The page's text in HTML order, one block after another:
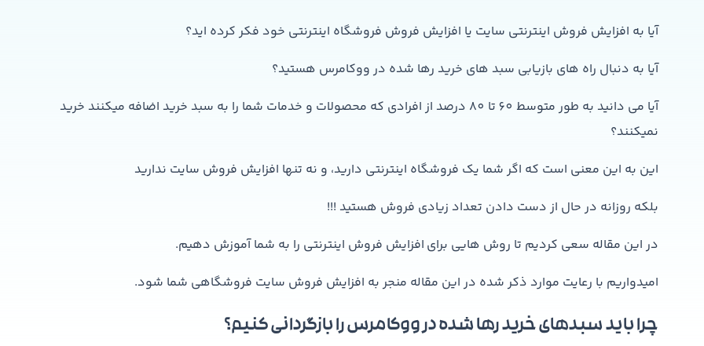
آیا به افزایش فروش اینترنتی سایت یا افزایش فروش فروشگاه اینترنتی خود فکر کرده اید؟
آیا به دنبال راه های بازیابی سبد های خرید رها شده در ووکامرس هستید؟
آیا می دانید به طور متوسط 60 تا 80 درصد از افرادی که محصولات و خدمات شما را به سبد خرید اضافه میکنند خرید
نمیکنند؟
این به این معنی است که اگر شما یک فروشگاه اینترنتی دارید، و نه تنها افزایش فروش سایت ندارید
بلکه روزانه در حال از دست دادن تعداد زیادی فروش هستید !!!
در این مقاله سعی کردیم تا روش هایی برای افزایش فروش اینترنتی را به شما آموزش دهیم.
امیدواریم با رعایت موارد ذکر شده در این مقاله منجر به افزایش فروش سایت فروشگاهی شما شود.
چرا باید سبدهای خرید رها شده در ووکامرس را بازگردانی کنیم؟